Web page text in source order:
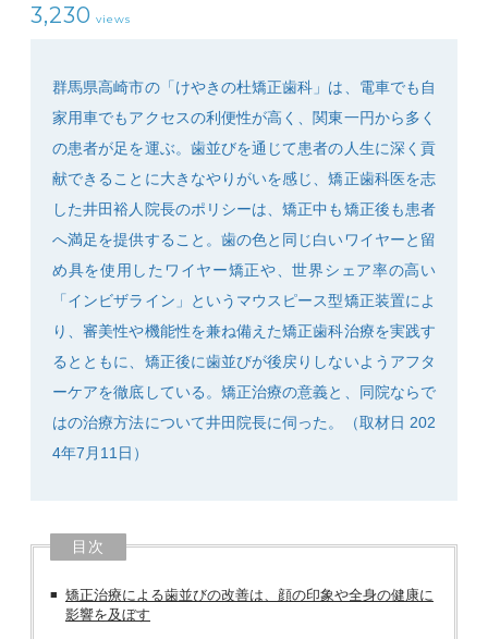
3,230 views
群馬県高崎市の「けやきの杜矯正歯科」は、電車でも自
家用車でもアクセスの利便性が高く、関東一円から多く
の患者が足を運ぶ。歯並びを通じて患者の人生に深く貢
献できることに大きなやりがいを感じ、矯正歯科医を志
した井田裕人院長のポリシーは、矯正中も矯正後も患者
へ満足を提供すること。歯の色と同じ白いワイヤーと留
め具を使用したワイヤー矯正や、世界シェア率の高い
「インビザライン」というマウスピース型矯正装置によ
り、審美性や機能性を兼ね備えた矯正歯科治療を実践す
るとともに、矯正後に歯並びが後戻りしないようアフタ
ーケアを徹底している。矯正治療の意義と、同院ならで
はの治療方法について井田院長に伺った。（取材日 202
4年7月11日）
目次
矯正治療による歯並びの改善は、顔の印象や全身の健康に
影響を及ぼす